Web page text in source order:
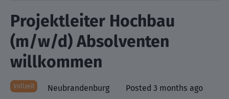
Projektleiter Hochbau
(m/w/d) Absolventen
willkommen
Vollzeit Neubrandenburg Posted 3 months ago